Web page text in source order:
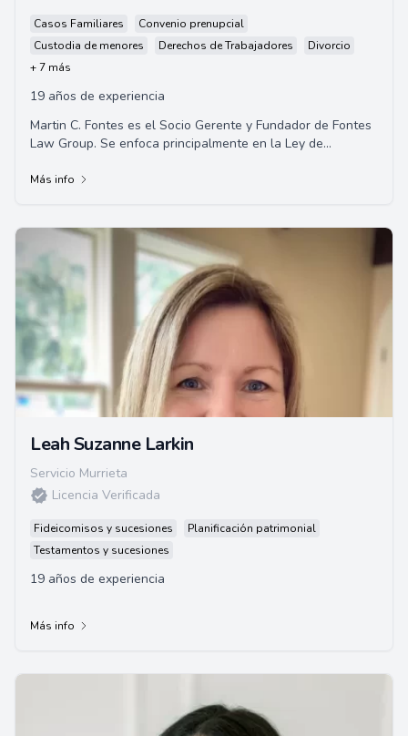
Casos Familiares
Convenio prenupcial
Custodia de menores
Derechos de Trabajadores
Divorcio
+ 7 más
19 años de experiencia
Martin C. Fontes es el Socio Gerente y Fundador de Fontes
Law Group. Se enfoca principalmente en la Ley de
Más info
Leah Suzanne Larkin
Servicio Murrieta
Licencia Verificada
Fideicomisos y sucesiones
Planificación patrimonial
Testamentos y sucesiones
19 años de experiencia
Más info